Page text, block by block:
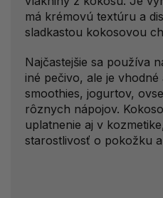
má krémovú textúru a
sladkastou kokosovou
Najčastejšie sa používa
iné pečivo, ale je vhodné
smoothies, jogurtov,
rôznych nápojov.
uplatnenie aj v
starostlivosť o pokožku